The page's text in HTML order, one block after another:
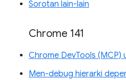
Sorotan lain-lain
Chrome 141
Chrome DevTools (MCP)
Men-debug hierarki